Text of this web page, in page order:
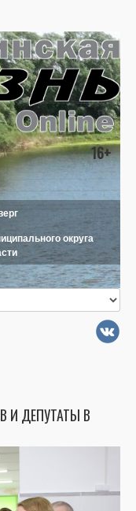
16+
округа
И ДЕПУТАТЫ В